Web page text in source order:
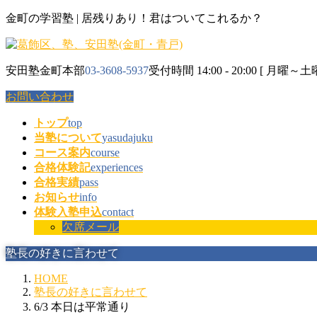
コ
テ
ン
ツ
に
移
ナ
ゲ
ー
シ
ョ
ン
金町の学習塾 | 居残りあり！君はついてこれるか？
安田塾金町本部03-3608-5937受付時間 14:00 - 20:00 [ 月曜～土
お問い合わせ
トップtop
当塾についてyasudajuku
コース案内course
合格体験記experiences
合格実績pass
お知らせinfo
体験入塾申込contact
欠席メール
塾長の好きに言わせて
HOME
塾長の好きに言わせて
6/3 本日は平常通り